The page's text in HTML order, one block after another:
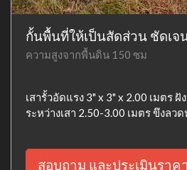
กั้นพื้นที่ให้เป็นสัดส่วน ชัดเจ
ความสูงจากพื้นดิน 150 ซม
เสารั้วอัดแรง 3" x 3" x 2.00 เมตร
ระหว่างเสา 2.50-3.00 เมตร ขึงลว
สอบถาม และประเมินราคา